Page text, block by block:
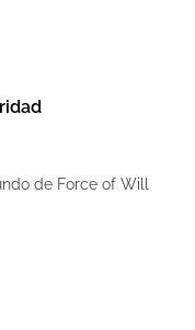
de Force of Will